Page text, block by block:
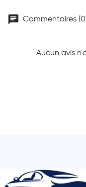
chat Commentaires
Aucun avis